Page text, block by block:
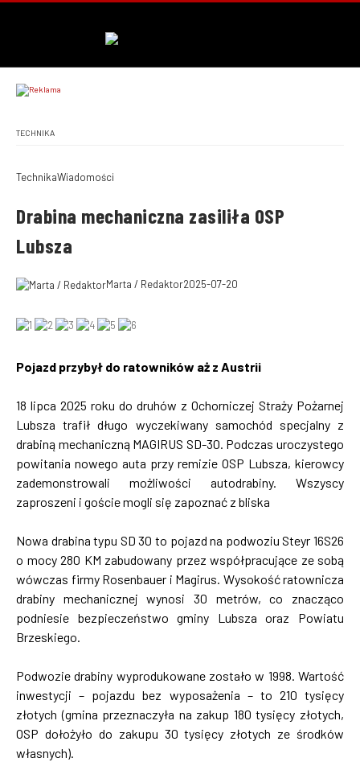
TECHNIKA
TechnikaWiadomości
Drabina mechaniczna zasiliła OSP
Lubsza
Marta / Redaktor2025-07-20
Pojazd przybył do ratowników aż z Austrii
18 lipca 2025 roku do druhów z Ochorniczej Straży Pożarnej
Lubsza trafił długo wyczekiwany samochód specjalny z
drabiną mechaniczną MAGIRUS SD-30. Podczas uroczystego
powitania nowego auta przy remizie OSP Lubsza, kierowcy
zademonstrowali możliwości autodrabiny. Wszyscy
zaproszeni i goście mogli się zapoznać z bliska
Nowa drabina typu SD 30 to pojazd na podwoziu Steyr 16S26
o mocy 280 KM zabudowany przez współpracujące ze sobą
wówczas firmy Rosenbauer i Magirus. Wysokość ratownicza
drabiny mechanicznej wynosi 30 metrów, co znacząco
podniesie bezpieczeństwo gminy Lubsza oraz Powiatu
Brzeskiego.
Podwozie drabiny wyprodukowane zostało w 1998. Wartość
inwestycji – pojazdu bez wyposażenia – to 210 tysięcy
złotych (gmina przeznaczyła na zakup 180 tysięcy złotych,
OSP dołożyło do zakupu 30 tysięcy złotych ze środków
własnych).